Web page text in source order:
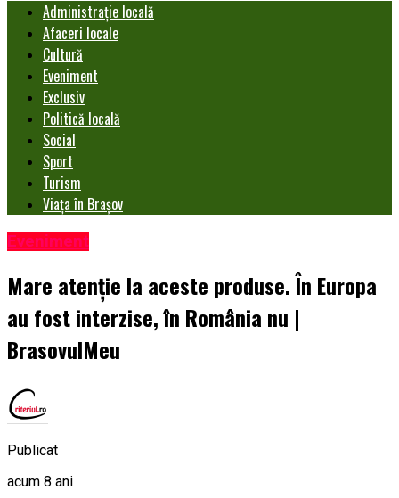
Administrație locală
Afaceri locale
Cultură
Eveniment
Exclusiv
Politică locală
Social
Sport
Turism
Viața în Brașov
Eveniment
Mare atenție la aceste produse. În Europa
au fost interzise, în România nu |
BrasovulMeu
Publicat
acum 8 ani